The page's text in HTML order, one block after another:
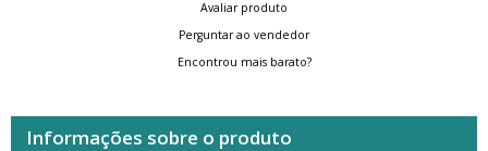
Avaliar produto
Perguntar ao vendedor
Encontrou mais barato?
Informações sobre o produto